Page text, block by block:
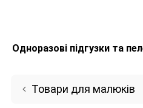
Одноразові підгузки та
Товари для малюків